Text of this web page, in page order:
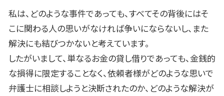
私は、どのような事件であっても、すべてその背後にはそ
こに関わる人の思いがなければ争いにならないし、また
解決にも結びつかないと考えています。
したがいまして、単なるお金の貸し借りであっても、金銭的
な損得に限定することなく、依頼者様がどのような思いで
弁護士に相談しようと決断されたのか、どのような解決が